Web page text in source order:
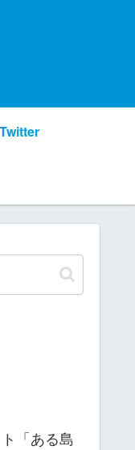
Twitter
「ある島